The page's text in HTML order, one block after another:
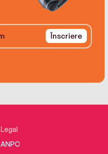
Înscriere
Legal
ANPC